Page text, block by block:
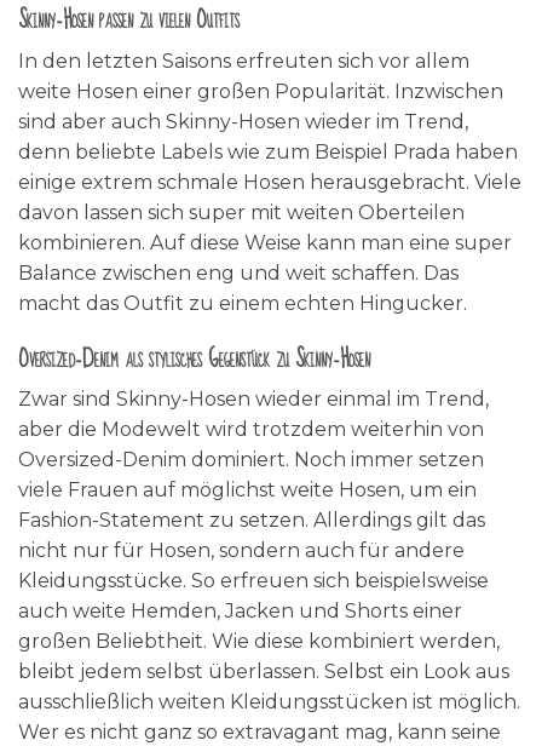
Skinny-Hosen passen zu vielen Outfits
In den letzten Saisons erfreuten sich vor allem
weite Hosen einer großen Popularität. Inzwischen
sind aber auch Skinny-Hosen wieder im Trend,
denn beliebte Labels wie zum Beispiel Prada haben
einige extrem schmale Hosen herausgebracht. Viele
davon lassen sich super mit weiten Oberteilen
kombinieren. Auf diese Weise kann man eine super
Balance zwischen eng und weit schaffen. Das
macht das Outfit zu einem echten Hingucker.
Oversized-Denim als stylisches Gegenstück zu Skinny-Hosen
Zwar sind Skinny-Hosen wieder einmal im Trend,
aber die Modewelt wird trotzdem weiterhin von
Oversized-Denim dominiert. Noch immer setzen
viele Frauen auf möglichst weite Hosen, um ein
Fashion-Statement zu setzen. Allerdings gilt das
nicht nur für Hosen, sondern auch für andere
Kleidungsstücke. So erfreuen sich beispielsweise
auch weite Hemden, Jacken und Shorts einer
großen Beliebtheit. Wie diese kombiniert werden,
bleibt jedem selbst überlassen. Selbst ein Look aus
ausschließlich weiten Kleidungsstücken ist möglich.
Wer es nicht ganz so extravagant mag, kann seine